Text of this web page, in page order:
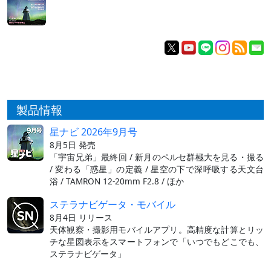
製品情報
星ナビ 2026年9月号
8月5日 発売
「宇宙兄弟」最終回 / 新月のペルセ群極大を見る・撮る
/ 変わる「惑星」の定義 / 星空の下で深呼吸する天文台
浴 / TAMRON 12-20mm F2.8 / ほか
ステラナビゲータ・モバイル
8月4日 リリース
天体観察・撮影用モバイルアプリ。高精度な計算とリッ
チな星図表示をスマートフォンで「いつでもどこでも、
ステラナビゲータ」